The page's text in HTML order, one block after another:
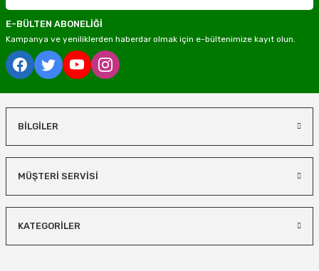
E-BÜLTEN ABONELİĞİ
Kampanya ve yeniliklerden haberdar olmak için e-bültenimize kayıt olun.
BİLGİLER
MÜŞTERİ SERVİSİ
KATEGORİLER